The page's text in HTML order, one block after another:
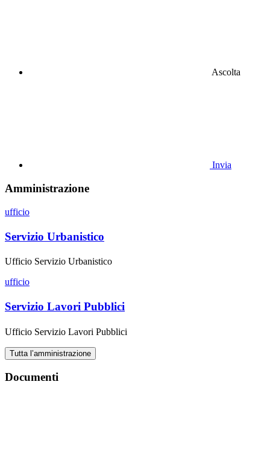
Ascolta
Invia
Amministrazione
ufficio
Servizio Urbanistico
Ufficio Servizio Urbanistico
ufficio
Servizio Lavori Pubblici
Ufficio Servizio Lavori Pubblici
Tutta l’amministrazione
Documenti